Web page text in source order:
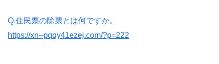
Q.住民票の除票とは何ですか。
https://xn--pqqy41ezej.com/?p=222